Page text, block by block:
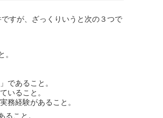
すが、ざっくりいうと次の３つで
。
であること。
いること。
務経験があること。
こと。